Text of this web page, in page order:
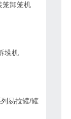
笼卸笼机
垛机
易拉罐/罐